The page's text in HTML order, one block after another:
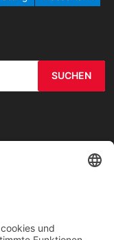
in allen
Grundstein